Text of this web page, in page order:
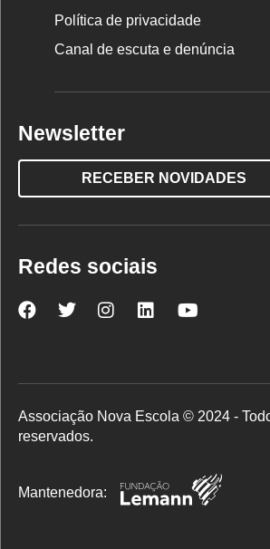
Política de privacidade
Canal de escuta e denúncia
Newsletter
RECEBER NOVIDADES
Redes sociais
Nova
Facebook
Nova
Twitter
Nova
Instagram
Nova
LinkedInYouTube
Associação Nova Escola © 2024 -
reservados.
Mantenedora: